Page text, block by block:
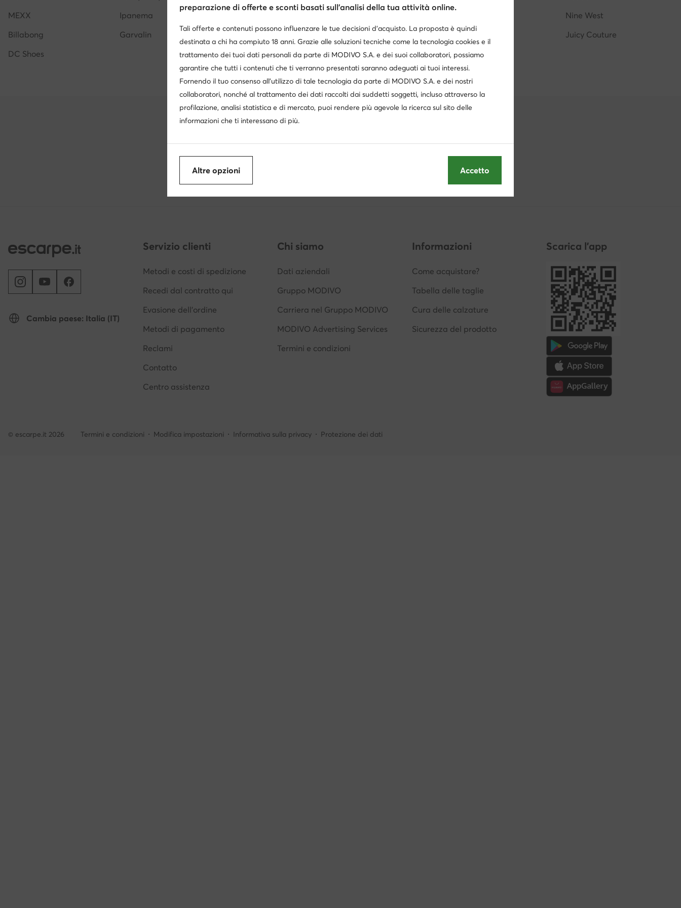
MEXX
Ipanema
Nine West
Billabong
Garvalin Badura
Juicy Couture
DC Shoes
Ricevi informazioni su novità e promozioni
Cambia paese: Italia (IT)
Servizio clienti
Metodi e costi di spedizione
Recedi dal contratto qui
Evasione dell'ordine
Metodi di pagamento
Reclami
Contatto
Centro assistenza
Chi siamo
Dati aziendali
Gruppo MODIVO
Carriera nel Gruppo MODIVO
MODIVO Advertising Services
Termini e condizioni
Informazioni
Come acquistare?
Tabella delle taglie
Cura delle calzature
Sicurezza del prodotto
Scarica l'app
© escarpe.it 2026 Termini e condizioni Modifica impostazioni Informativa sulla privacy Protezione dei dati
preparazione di offerte e sconti basati sull’analisi della tua attività online.
Tali offerte e contenuti possono influenzare le tue decisioni d’acquisto. La proposta è quindi
destinata a chi ha compiuto 18 anni. Grazie alle soluzioni tecniche come la tecnologia cookies e il
trattamento dei tuoi dati personali da parte di MODIVO S.A. e dei suoi collaboratori, possiamo
garantire che tutti i contenuti che ti verranno presentati saranno adeguati ai tuoi interessi.
Fornendo il tuo consenso all’utilizzo di tale tecnologia da parte di MODIVO S.A. e dei nostri
collaboratori, nonché al trattamento dei dati raccolti dai suddetti soggetti, incluso attraverso la
profilazione, analisi statistica e di mercato, puoi rendere più agevole la ricerca sul sito delle
informazioni che ti interessano di più.
Altre opzioni Accetto